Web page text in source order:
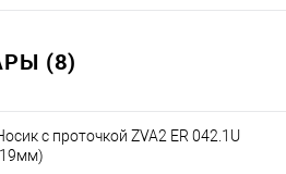
(8)
с проточкой ZVA2 ER 042.1U